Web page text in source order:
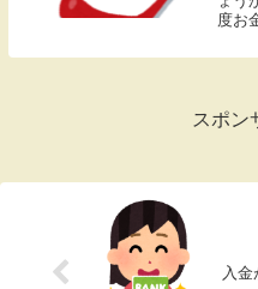
度お
しい
スポン
入金